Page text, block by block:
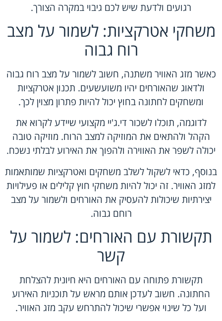
רגועים ולדעת שיש לכם גיבוי במקרה הצורך.
משחקי אטרקציות: לשמור על מצב
רוח גבוה
כאשר מזג האוויר משתנה, חשוב לשמור על מצב רוח גבוה
ולדאוג שהאורחים יהיו משועשעים. תכנון אטרקציות
ומשחקים לחתונה בחוץ יכול להיות פתרון מצוין לכך.
לדוגמה, תוכלו לשכור די.ג'יי מקצועי שיידע לקרוא את
הקהל ולהתאים את המוזיקה למצב הרוח. מוזיקה טובה
יכולה לשפר את האווירה ולהפוך את האירוע לבלתי נשכח.
בנוסף, כדאי לשקול לשלב משחקים ואטרקציות שמותאמות
למזג האוויר. זה יכול להיות משחקי חוץ קלילים או פעילויות
יצירתיות שיכולות להעסיק את האורחים ולשמור על מצב
רוחם גבוה.
תקשורת עם האורחים: לשמור על
קשר
תקשורת פתוחה עם האורחים היא חיונית להצלחת
החתונה. חשוב לעדכן אותם מראש על תוכניות האירוע
ועל כל שינוי אפשרי שיכול להתרחש עקב מזג האוויר.